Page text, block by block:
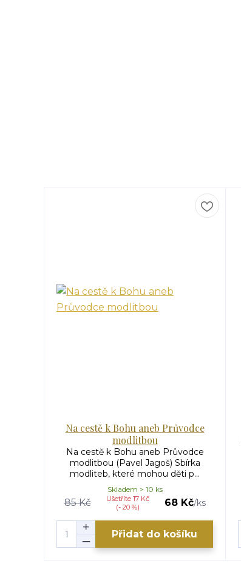
Na cestě k Bohu aneb Průvodce
modlitbou
Na cestě k Bohu aneb Průvodce
modlitbou (Pavel Jagoš) Sbírka
modliteb, které mohou děti p...
85 Kč
Ušetříte 17 Kč
(- 20 %)
68 Kč/ks
Skladem > 10 ks
Přidat do košíku